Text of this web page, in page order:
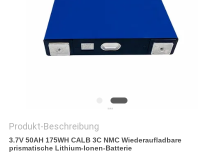
SITEMAP
Produkt-Beschreibung
3.7V 50AH 175WH CALB 3C NMC Wiederaufladbare
prismatische Lithium-Ionen-Batterie